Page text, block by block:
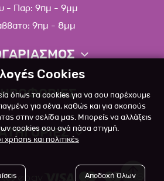
- Παρ: 9πμ - 9μμ
9πμ - 8μμ
λογαριασμού
αγαπημένων
επιστροφών
Σχετικά
Επικοινωνία
Blog
Cookies
όπως τα cookies για να σου παρέχουμε
για σένα, καθώς και για σκοπούς
στην σελίδα μας. Μπορείς να αλλάξεις
cookies σου ανά πάσα στιγμή.
χρήσης και πολιτικές
Αποδοχή Όλων